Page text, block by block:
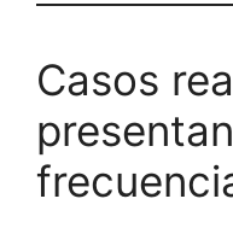
Casos